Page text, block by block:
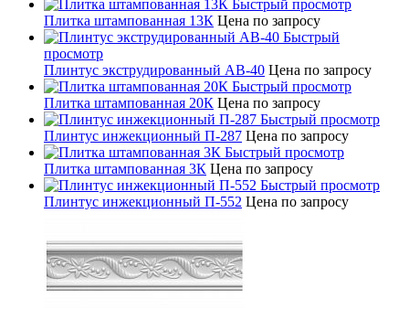
Быстрый просмотр
Плитка штампованная 13К Цена по запросу
Быстрый
просмотр
Плинтус экструдированный AB-40 Цена по запросу
Быстрый просмотр
Плитка штампованная 20К Цена по запросу
Быстрый просмотр
Плинтус инжекционный П-287 Цена по запросу
Быстрый просмотр
Плитка штампованная 3К Цена по запросу
Быстрый просмотр
Плинтус инжекционный П-552 Цена по запросу